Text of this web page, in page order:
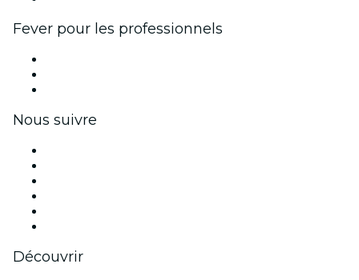
Fever pour les professionnels
Nous suivre
Découvrir